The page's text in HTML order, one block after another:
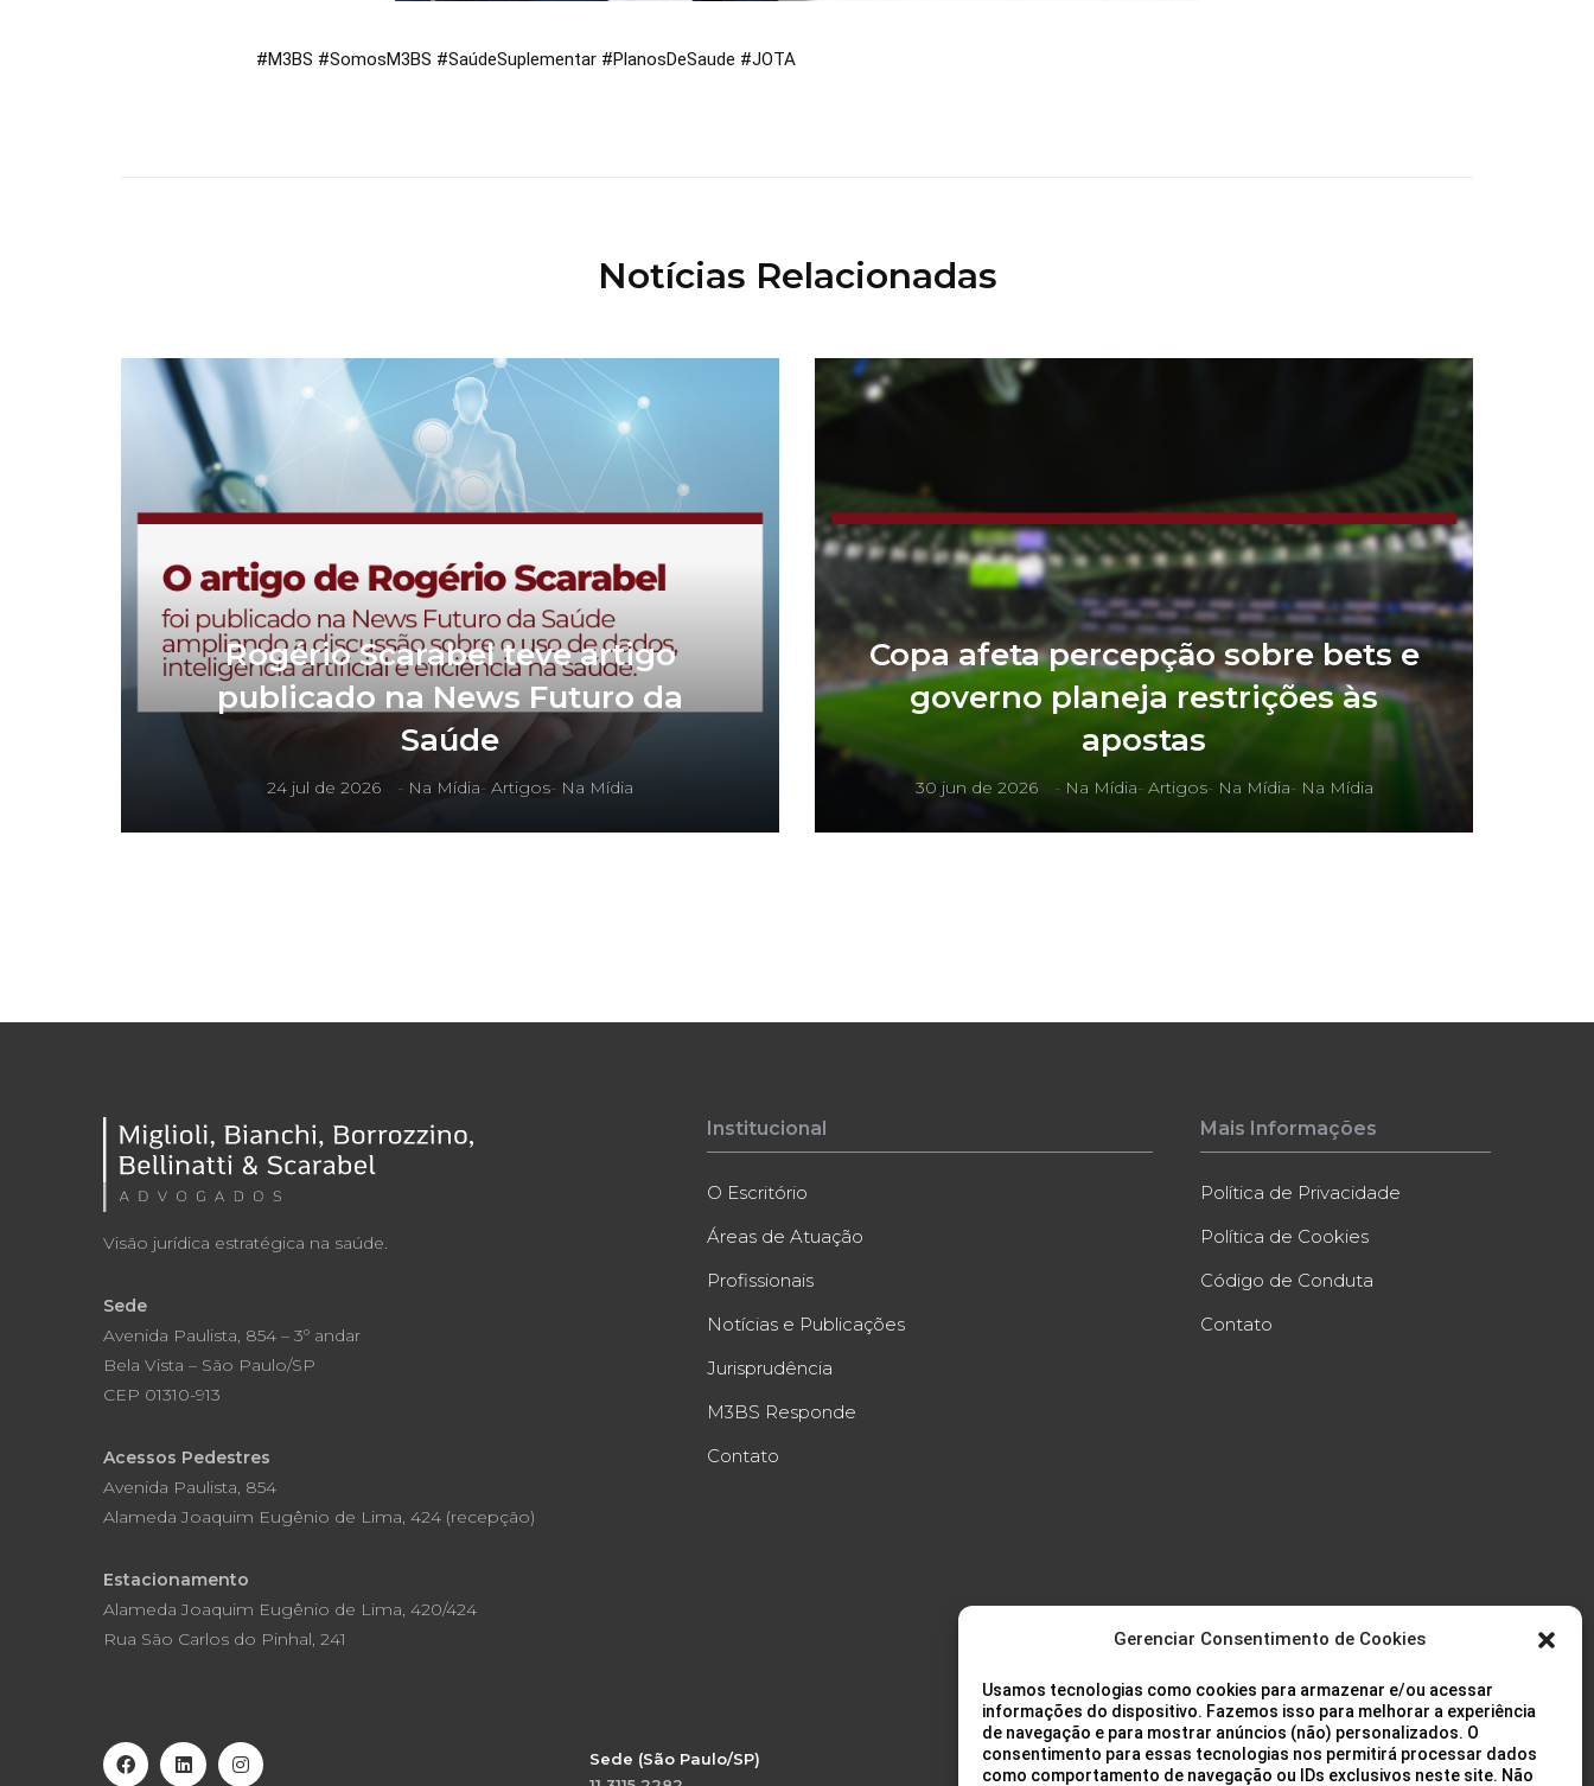
Gerenciar Consentimento de Cookies
Usamos tecnologias como cookies para armazenar e/ou acessar
informações do dispositivo. Fazemos isso para melhorar a experiência
de navegação e para mostrar anúncios (não) personalizados. O
consentimento para essas tecnologias nos permitirá processar dados
como comportamento de navegação ou IDs exclusivos neste site. Não
#M3BS #SomosM3BS #SaúdeSuplementar #PlanosDeSaude #JOTA
Notícias Relacionadas
Rogério Scarabel teve artigo
publicado na News Futuro da
Saúde
24 jul de 2026 - Na Mídia- Artigos- Na Mídia
Copa afeta percepção sobre bets e
governo planeja restrições às
apostas
30 jun de 2026 - Na Mídia- Artigos- Na Mídia- Na Mídia
Visão jurídica estratégica na saúde.
Sede
Avenida Paulista, 854 – 3º andar
Bela Vista – São Paulo/SP
CEP 01310-913
Acessos Pedestres
Avenida Paulista, 854
Alameda Joaquim Eugênio de Lima, 424 (recepção)
Estacionamento
Alameda Joaquim Eugênio de Lima, 420/424
Rua São Carlos do Pinhal, 241
Institucional
O Escritório
Áreas de Atuação
Profissionais
Notícias e Publicações
Jurisprudência
M3BS Responde
Contato
Mais Informações
Política de Privacidade
Política de Cookies
Código de Conduta
Contato
Sede (São Paulo/SP)